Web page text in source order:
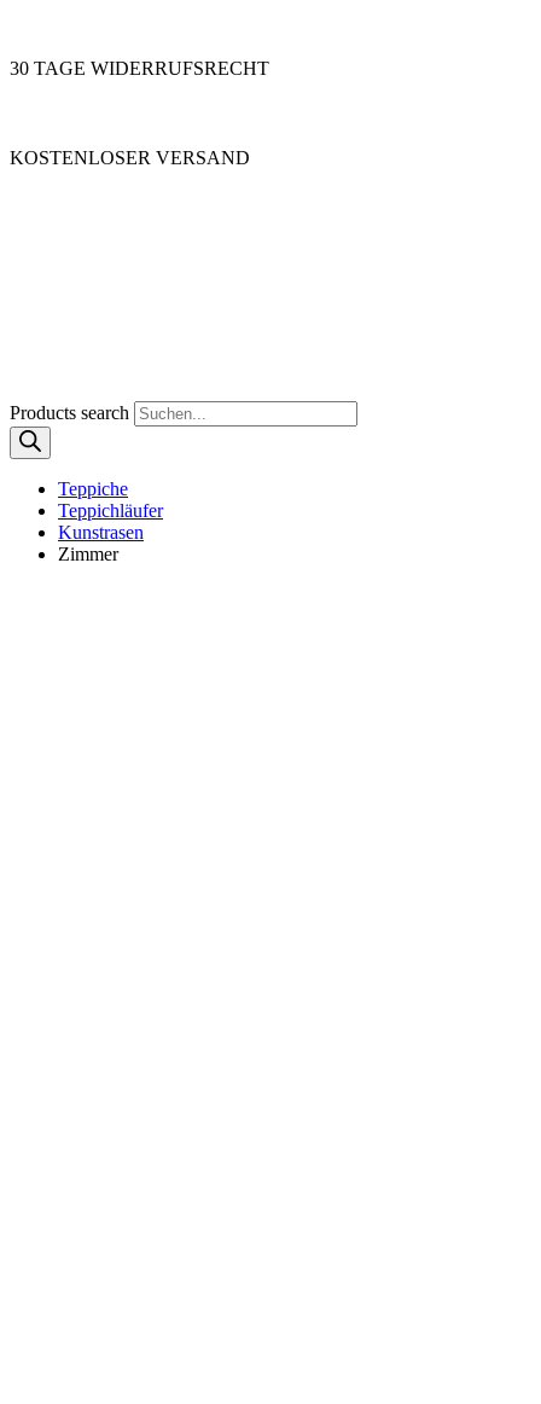
30 TAGE WIDERRUFSRECHT
KOSTENLOSER VERSAND
Products search
Teppiche
Teppichläufer
Kunstrasen
Zimmer